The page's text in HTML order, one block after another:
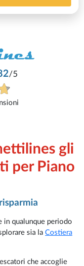
/5
gli
per Piano
in qualunque periodo
sia laCostiera
che accoglie